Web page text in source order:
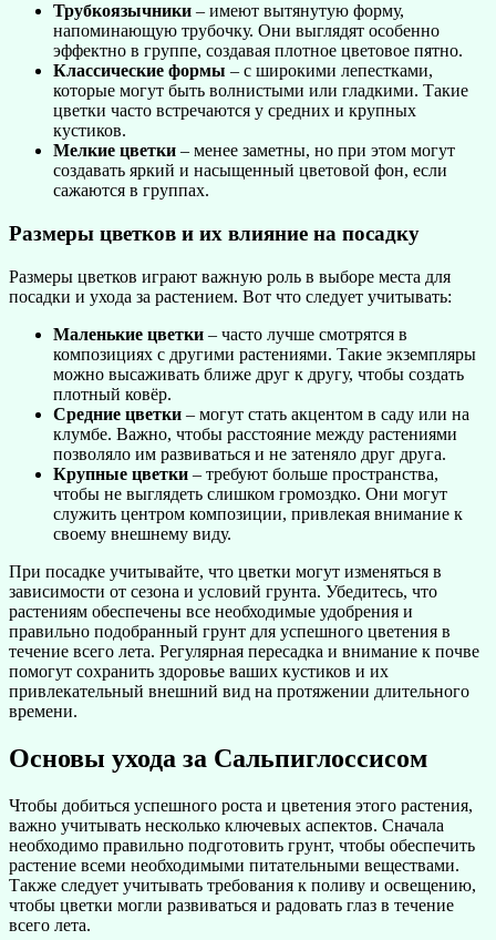
Трубкоязычники – имеют вытянутую форму,
напоминающую трубочку. Они выглядят особенно
эффектно в группе, создавая плотное цветовое пятно.
Классические формы – с широкими лепестками,
которые могут быть волнистыми или гладкими. Такие
цветки часто встречаются у средних и крупных
кустиков.
Мелкие цветки – менее заметны, но при этом могут
создавать яркий и насыщенный цветовой фон, если
сажаются в группах.
Размеры цветков и их влияние на посадку
Размеры цветков играют важную роль в выборе места для
посадки и ухода за растением. Вот что следует учитывать:
Маленькие цветки – часто лучше смотрятся в
композициях с другими растениями. Такие экземпляры
можно высаживать ближе друг к другу, чтобы создать
плотный ковёр.
Средние цветки – могут стать акцентом в саду или на
клумбе. Важно, чтобы расстояние между растениями
позволяло им развиваться и не затеняло друг друга.
Крупные цветки – требуют больше пространства,
чтобы не выглядеть слишком громоздко. Они могут
служить центром композиции, привлекая внимание к
своему внешнему виду.
При посадке учитывайте, что цветки могут изменяться в
зависимости от сезона и условий грунта. Убедитесь, что
растениям обеспечены все необходимые удобрения и
правильно подобранный грунт для успешного цветения в
течение всего лета. Регулярная пересадка и внимание к почве
помогут сохранить здоровье ваших кустиков и их
привлекательный внешний вид на протяжении длительного
времени.
Основы ухода за Сальпиглоссисом
Чтобы добиться успешного роста и цветения этого растения,
важно учитывать несколько ключевых аспектов. Сначала
необходимо правильно подготовить грунт, чтобы обеспечить
растение всеми необходимыми питательными веществами.
Также следует учитывать требования к поливу и освещению,
чтобы цветки могли развиваться и радовать глаз в течение
всего лета.